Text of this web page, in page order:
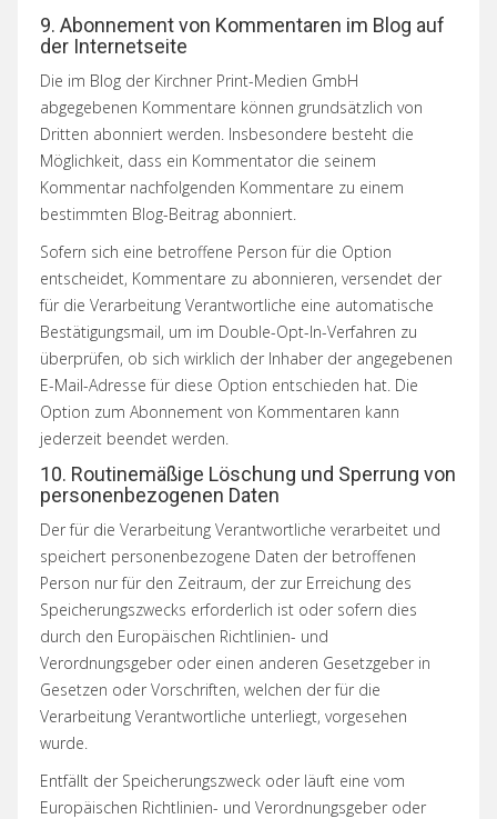
9. Abonnement von Kommentaren im Blog auf
der Internetseite
Die im Blog der Kirchner Print-Medien GmbH
abgegebenen Kommentare können grundsätzlich von
Dritten abonniert werden. Insbesondere besteht die
Möglichkeit, dass ein Kommentator die seinem
Kommentar nachfolgenden Kommentare zu einem
bestimmten Blog-Beitrag abonniert.
Sofern sich eine betroffene Person für die Option
entscheidet, Kommentare zu abonnieren, versendet der
für die Verarbeitung Verantwortliche eine automatische
Bestätigungsmail, um im Double-Opt-In-Verfahren zu
überprüfen, ob sich wirklich der Inhaber der angegebenen
E-Mail-Adresse für diese Option entschieden hat. Die
Option zum Abonnement von Kommentaren kann
jederzeit beendet werden.
10. Routinemäßige Löschung und Sperrung von
personenbezogenen Daten
Der für die Verarbeitung Verantwortliche verarbeitet und
speichert personenbezogene Daten der betroffenen
Person nur für den Zeitraum, der zur Erreichung des
Speicherungszwecks erforderlich ist oder sofern dies
durch den Europäischen Richtlinien- und
Verordnungsgeber oder einen anderen Gesetzgeber in
Gesetzen oder Vorschriften, welchen der für die
Verarbeitung Verantwortliche unterliegt, vorgesehen
wurde.
Entfällt der Speicherungszweck oder läuft eine vom
Europäischen Richtlinien- und Verordnungsgeber oder